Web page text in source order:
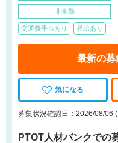
非常勤
交通費手当あり 昇給あり
最新の募
気になる
募集状況確認日：2026/08/06
PTOT人材バンクでの